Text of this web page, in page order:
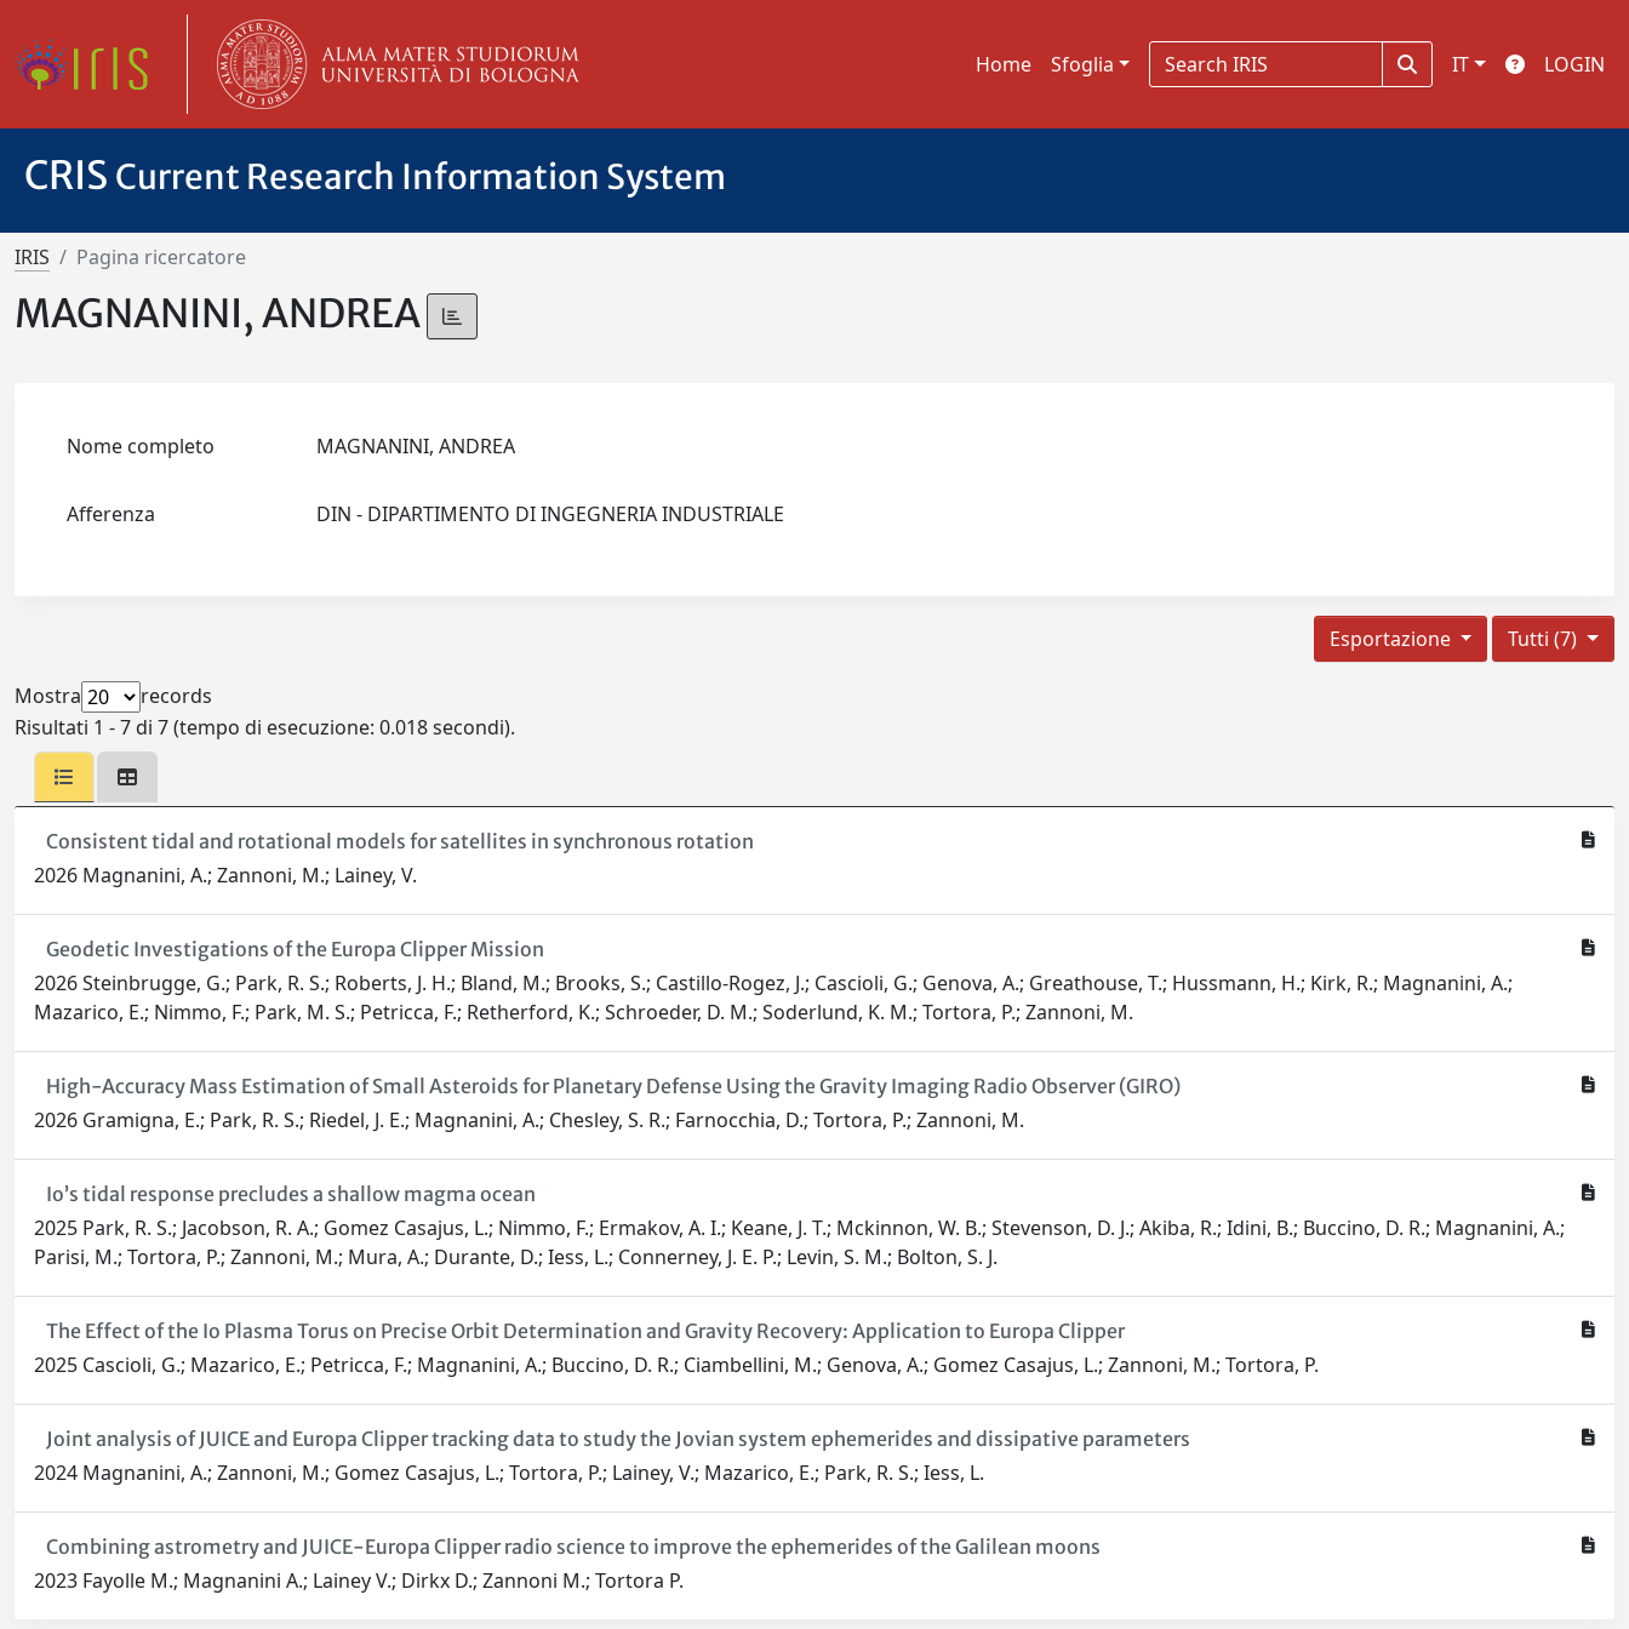
Home Sfoglia IT LOGIN
CRIS Current Research Information System
IRIS Pagina ricercatore
MAGNANINI, ANDREA
Nome completo MAGNANINI, ANDREA
Afferenza DIN - DIPARTIMENTO DI INGEGNERIA INDUSTRIALE
Tutti (7)
Esportazione
Mostra
records
Risultati 1 - 7 di 7 (tempo di esecuzione: 0.018 secondi).
Consistent tidal and rotational models for satellites in synchronous rotation
2026 Magnanini, A.; Zannoni, M.; Lainey, V.
Geodetic Investigations of the Europa Clipper Mission
2026 Steinbrugge, G.; Park, R. S.; Roberts, J. H.; Bland, M.; Brooks, S.; Castillo-Rogez, J.; Cascioli, G.; Genova, A.; Greathouse, T.; Hussmann, H.; Kirk, R.; Magnanini, A.;
Mazarico, E.; Nimmo, F.; Park, M. S.; Petricca, F.; Retherford, K.; Schroeder, D. M.; Soderlund, K. M.; Tortora, P.; Zannoni, M.
High-Accuracy Mass Estimation of Small Asteroids for Planetary Defense Using the Gravity Imaging Radio Observer (GIRO)
2026 Gramigna, E.; Park, R. S.; Riedel, J. E.; Magnanini, A.; Chesley, S. R.; Farnocchia, D.; Tortora, P.; Zannoni, M.
Io’s tidal response precludes a shallow magma ocean
2025 Park, R. S.; Jacobson, R. A.; Gomez Casajus, L.; Nimmo, F.; Ermakov, A. I.; Keane, J. T.; Mckinnon, W. B.; Stevenson, D. J.; Akiba, R.; Idini, B.; Buccino, D. R.; Magnanini, A.;
Parisi, M.; Tortora, P.; Zannoni, M.; Mura, A.; Durante, D.; Iess, L.; Connerney, J. E. P.; Levin, S. M.; Bolton, S. J.
The Effect of the Io Plasma Torus on Precise Orbit Determination and Gravity Recovery: Application to Europa Clipper
2025 Cascioli, G.; Mazarico, E.; Petricca, F.; Magnanini, A.; Buccino, D. R.; Ciambellini, M.; Genova, A.; Gomez Casajus, L.; Zannoni, M.; Tortora, P.
Joint analysis of JUICE and Europa Clipper tracking data to study the Jovian system ephemerides and dissipative parameters
2024 Magnanini, A.; Zannoni, M.; Gomez Casajus, L.; Tortora, P.; Lainey, V.; Mazarico, E.; Park, R. S.; Iess, L.
Combining astrometry and JUICE-Europa Clipper radio science to improve the ephemerides of the Galilean moons
2023 Fayolle M.; Magnanini A.; Lainey V.; Dirkx D.; Zannoni M.; Tortora P.